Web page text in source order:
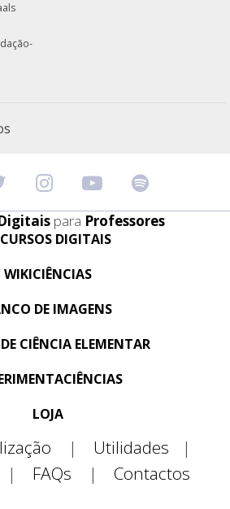
para Professores
DIGITAIS
WIKICIÊNCIAS
DE IMAGENS
CIÊNCIA ELEMENTAR
LOJA
| Utilidades
|
| FAQs | Contactos